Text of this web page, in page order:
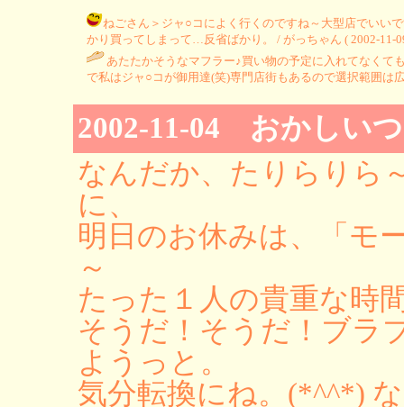
ねごさん＞ジャ○コによく行くのですね～大型店でいい
かり買ってしまって…反省ばかり。 / がっちゃん ( 2002-11-
あたたかそうなマフラー♪買い物の予定に入れてなくて
で私はジャ○コが御用達(笑)専門店街もあるので選択範囲
2002-11-04 おかしい
なんだか、たりらりら
に、
明日のお休みは、「モ
～
たった１人の貴重な時
そうだ！そうだ！ブラ
ようっと。
気分転換にね。(*^^*)